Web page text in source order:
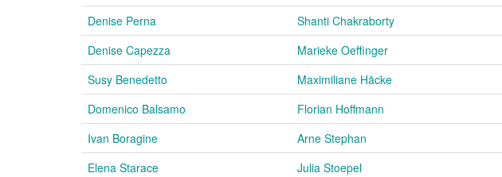
Denise Perna
Shanti Chakraborty
Denise Capezza
Marieke Oeffinger
Susy Benedetto
Maximiliane Häcke
Domenico Balsamo
Florian Hoffmann
Ivan Boragine
Arne Stephan
Elena Starace
Julia Stoepel